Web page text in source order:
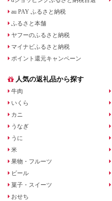
au PAY ふるさと納税
ふるさと本舗
ヤフーのふるさと納税
マイナビふるさと納税
ポイント還元キャンペーン
人気の返礼品から探す
牛肉
いくら
カニ
うなぎ
うに
米
果物・フルーツ
ビール
菓子・スイーツ
おせち